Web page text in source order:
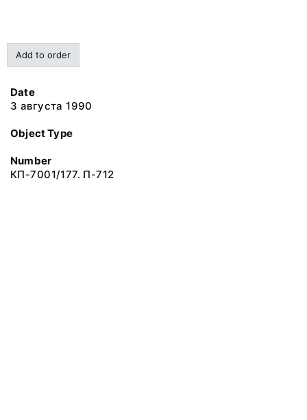
Add to order
Date
3 августа 1990
Object Type
Number
КП-7001/177. П-712